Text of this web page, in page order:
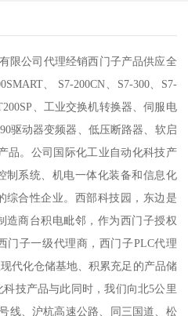
司代理经销西门子产品供应全
、 S7-200CN、S7-300、S7-
、工业交换机转换器、伺服电
驱动器变频器、低压断路器、软启
品。公司国际化工业自动化科技产
制系统、机电一体化装备和信息化
综合性企业。西部科技园，东边是
造商台积电毗邻，作为西门子授权
门子一级代理商，西门子PLC代理
代化仓储基地、积累充足的产品储
技产品与此同时，我们向北5公里
线、沪杭高速公路、同三国道、松